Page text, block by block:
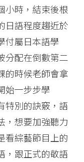
小時，結束後根
日語程度趨近於
付屬日本語學
分配在倒數第二
的時候老師會拿
始一步步學
特別的訣竅，語
，想要加強聽力
看綜藝節目上的
，跟正式的敬語